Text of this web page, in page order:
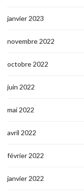
janvier 2023
novembre 2022
octobre 2022
juin 2022
mai 2022
avril 2022
février 2022
janvier 2022